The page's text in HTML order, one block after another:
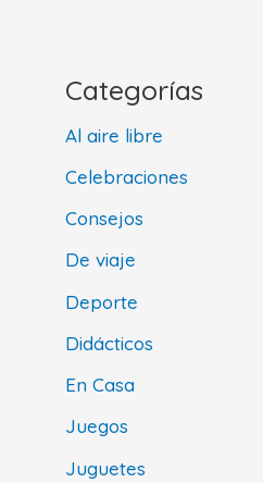
Categorías
Al aire libre
Celebraciones
Consejos
De viaje
Deporte
Didácticos
En Casa
Juegos
Juguetes